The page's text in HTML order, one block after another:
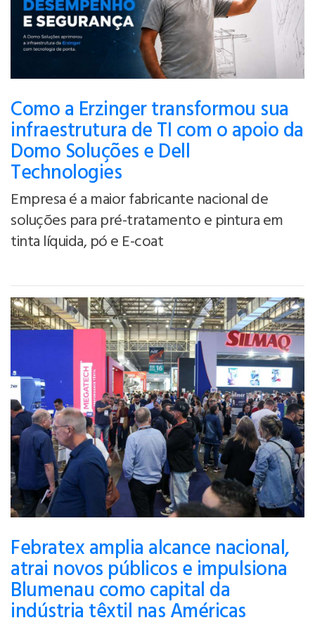
Como a Erzinger transformou sua
infraestrutura de TI com o apoio da
Domo Soluções e Dell
Technologies
Empresa é a maior fabricante nacional de
soluções para pré-tratamento e pintura em
tinta líquida, pó e E-coat
Febratex amplia alcance nacional,
atrai novos públicos e impulsiona
Blumenau como capital da
indústria têxtil nas Américas